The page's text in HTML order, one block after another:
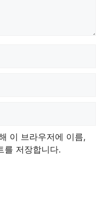
이 브라우저에 이름,
를 저장합니다.